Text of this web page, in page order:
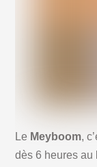
Le Meyboom,
dès 6 heures au